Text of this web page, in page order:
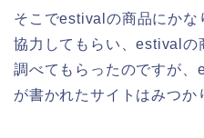
そこでestivalの商品にかな
協力してもらい、estivalの
調べてもらったのですが
が書かれたサイトはみつか